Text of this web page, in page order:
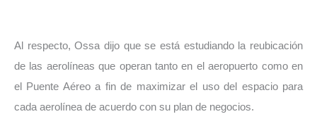
Al respecto, Ossa dijo que se está estudiando la reubicación
de las aerolíneas que operan tanto en el aeropuerto como en
el Puente Aéreo a fin de maximizar el uso del espacio para
cada aerolínea de acuerdo con su plan de negocios.